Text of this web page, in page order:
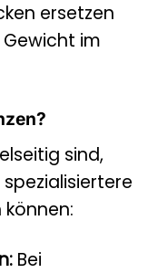
ersetzen
im
sind,
Bei